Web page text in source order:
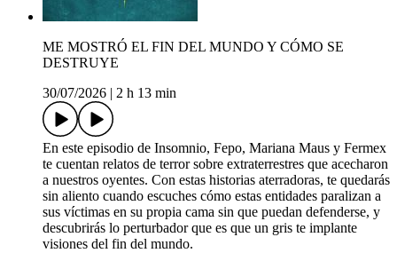
ME MOSTRÓ EL FIN DEL MUNDO Y CÓMO SE
DESTRUYE
30/07/2026
2 h 13 min
En este episodio de Insomnio, Fepo, Mariana Maus y Fermex
te cuentan relatos de terror sobre extraterrestres que acecharon
a nuestros oyentes. Con estas historias aterradoras, te quedarás
sin aliento cuando escuches cómo estas entidades paralizan a
sus víctimas en su propia cama sin que puedan defenderse, y
descubrirás lo perturbador que es que un gris te implante
visiones del fin del mundo.